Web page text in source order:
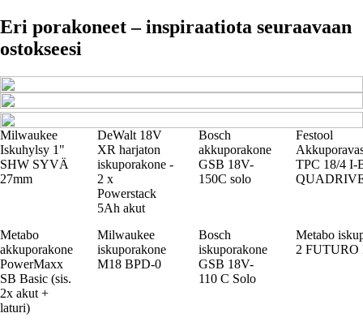
Eri porakoneet – inspiraatiota seuraavaan
ostokseesi
Milwaukee
Iskuhylsy 1"
SHW SYVÄ
27mm
DeWalt 18V
XR harjaton
iskuporakone -
2 x
Powerstack
5Ah akut
Bosch
akkuporakone
GSB 18V-
150C solo
Festool
TPC 18/4 I-
Metabo
akkuporakone
PowerMaxx
SB Basic (sis.
2x akut +
laturi)
Milwaukee
iskuporakone
M18 BPD-0
Bosch
iskuporakone
GSB 18V-
110 C Solo
Metabo
2 FUTURO